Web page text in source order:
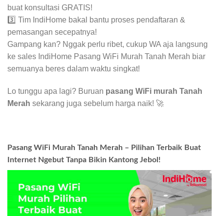
buat konsultasi GRATIS!
3️⃣ Tim IndiHome bakal bantu proses pendaftaran &
pemasangan secepatnya!
Gampang kan? Nggak perlu ribet, cukup WA aja langsung
ke sales IndiHome Pasang WiFi Murah Tanah Merah biar
semuanya beres dalam waktu singkat!
Lo tunggu apa lagi? Buruan pasang WiFi murah Tanah
Merah sekarang juga sebelum harga naik! 🚀
Pasang WiFi Murah Tanah Merah – Pilihan Terbaik Buat
Internet Ngebut Tanpa Bikin Kantong Jebol!